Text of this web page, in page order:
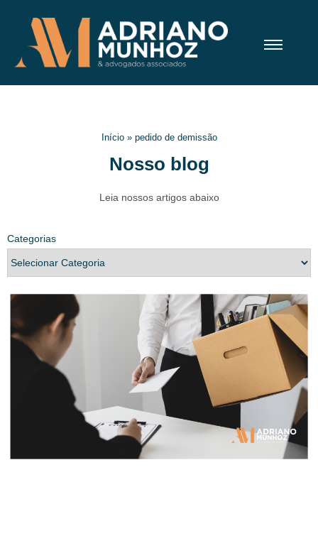
Início» pedido de demissão
Nosso blog
Leia nossos artigos abaixo
Categorias